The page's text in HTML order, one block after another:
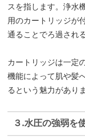
スを指します。浄水
用のカートリッジが
通ることでろ過され
カートリッジは一定
機能によって肌や髪
るという魅力があり
３.水圧の強弱を